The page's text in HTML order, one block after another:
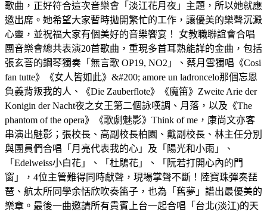
歌曲，正好符合這次音樂會「淡江花月夜」主題，所以她就應
邀出席。她希望大家暫時拋開繁忙的工作，讓優美的樂聲沉澱
心靈，並祝福大家有個美好的音樂饗宴！ 女教職聯誼會合唱
團音樂會總共表演20首歌曲，重現多首耳熟能詳的金曲，包括
張玄菩的鋼琴獨奏「無言歌 OP19, NO2」、蔡月雪獨唱《Cosi
fan tutte》《女人皆如此》&#200; amore un ladroncelo那個忘恩
負義背叛我的人、《Die Zauberflote》《魔笛》Zweite Arie der
Konigin der Nacht夜之女王第二個詠嘆調、月落，以及《The
phantom of the opera》《歌劇魅影》Think of me，康尚文亦客
串演出魅影；張校長、高副校長柏園、戴副校長、林主任分別
與團員們合唱「月亮代表我的心」及「陽光和小雨」、
「Edelweiss小白花」、「杜鵑花」、「阮若打開心內的門
窗」，4位主管難得同時獻聲，現場掌聲不斷！陸寶珠彈奏琵
琶、航太所同學余恬欣吹奏笛子，也為「舊夢」譜出最優美的
樂章。最後一曲邀請所有貴賓上台一起合唱「台北(淡江)的天